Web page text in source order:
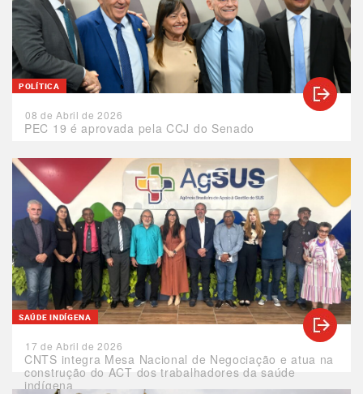
PEC 19 é aprovada pela CCJ do Senado
POLÍTICA
08 de Abril de 2026
CNTS integra Mesa Nacional de Negociação e atua na
construção do ACT dos trabalhadores da saúde
indígena
SAÚDE INDÍGENA
17 de Abril de 2026